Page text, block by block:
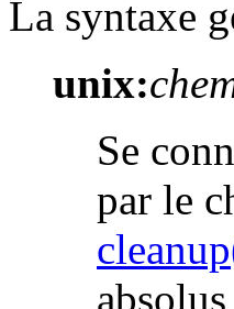
La syntaxe
unix:
Se
par le